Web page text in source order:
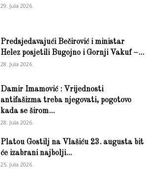
29. Jula 2026.
Predsjedavajući Bečirović i ministar
Helez posjetili Bugojno i Gornji Vakuf –...
28. Jula 2026.
Damir Imamović : Vrijednosti
antifašizma treba njegovati, pogotovo
kada se širom...
28. Jula 2026.
Platou Gostilj na Vlašiću 23. augusta bit
će izabrani najbolji...
25. Jula 2026.